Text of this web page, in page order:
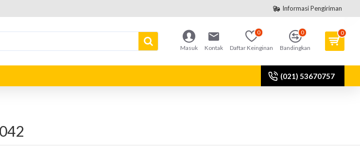
Informasi Pengiriman
Masuk Kontak Daftar Keinginan
0
Bandingkan
0 0
(021) 53670757